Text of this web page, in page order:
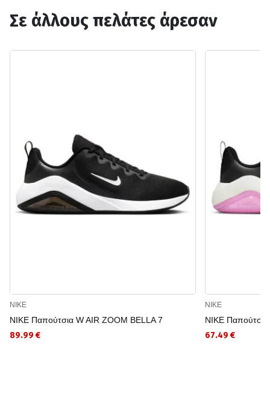
Σε άλλους πελάτες άρεσαν
NIKE
NIKE Παπούτσια W AIR ZOOM BELLA 7
89.99 €
NIKE
NIKE
67.49 €